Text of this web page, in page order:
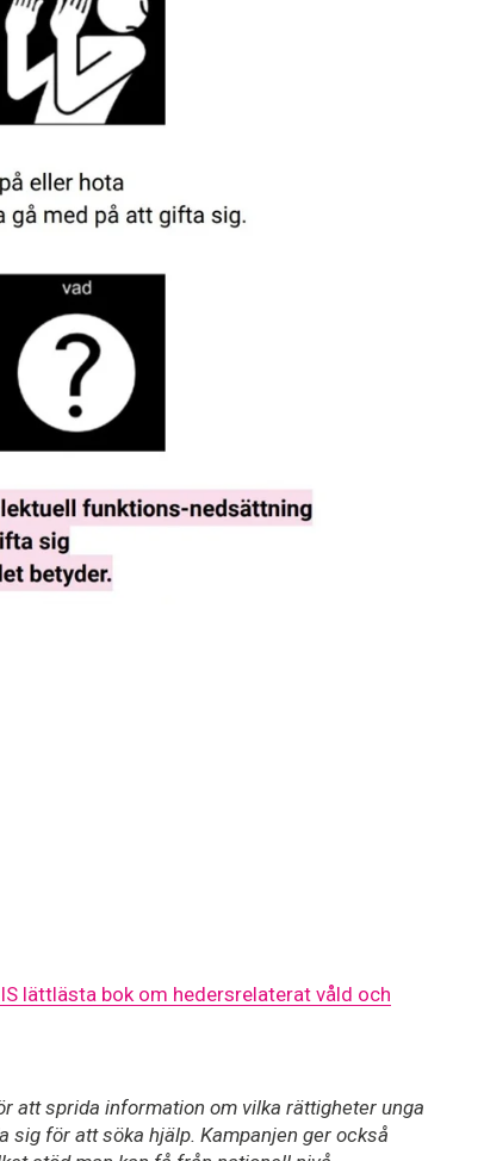
lättlästa bok om hedersrelaterat våld och
att sprida information om vilka rättigheter unga
sig för att söka hjälp. Kampanjen ger också